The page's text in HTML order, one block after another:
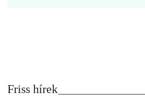
Friss hírek